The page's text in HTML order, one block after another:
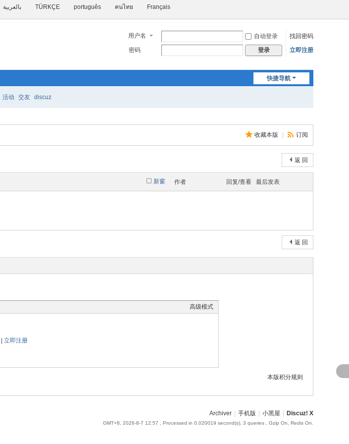
بالعربية TÜRKÇE português คนไทย Français
用户名 自动登录
找回密码
密码
登录 立即注册
快捷导航
活动 交友 discuz
收藏本版 订阅
返 回
新窗 作者 回复/查看 最后发表
返 回
高级模式
立即注册
本版积分规则
Archiver 手机版 小黑屋 Discuz! X
GMT+8, 2026-8-7 12:57 , Processed in 0.020019 second(s), 3 queries , Gzip On, Redis On.